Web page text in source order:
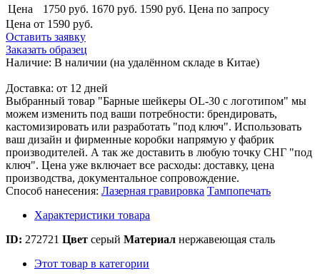
Цена
1750 руб. 1670 руб. 1590 руб. Цена по запросу
Цена от 1590 руб.
Оставить заявку
Заказать образец
Наличие: В наличии (на удалённом складе в Китае)
Доставка: от 12 дней
Выбранный товар "Барные шейкеры OL-30 с логотипом" мы
можем изменить под ваши потребности: брендировать,
кастомизировать или разработать "под ключ". Использовать
ваш дизайн и фирменные коробки напрямую у фабрик
производителей. А так же доставить в любую точку СНГ "под
ключ". Цена уже включает все расходы: доставку, цена
производства, документальное сопровождение.
Способ нанесения: Лазерная гравировка Тампопечать
Характеристики товара
ID: 272721 Цвет серый Материал нержавеющая сталь
Этот товар в категории